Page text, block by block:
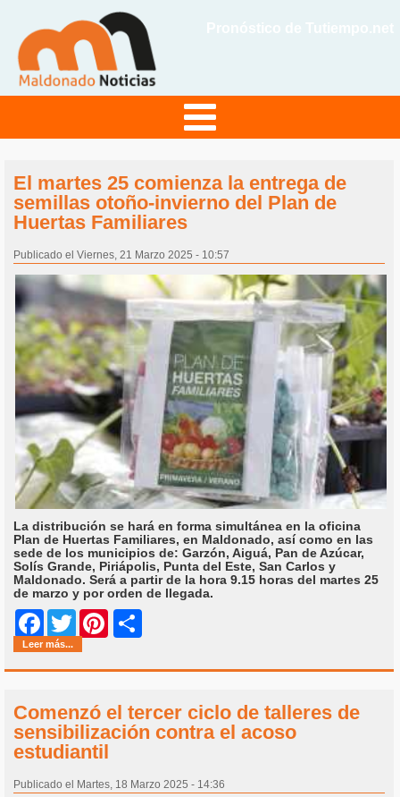
El martes 25 comienza la entrega de
semillas otoño-invierno del Plan de
Huertas Familiares
Publicado el Viernes, 21 Marzo 2025 - 10:57
La distribución se hará en forma simultánea en la oficina
Plan de Huertas Familiares, en Maldonado, así como en las
sede de los municipios de: Garzón, Aiguá, Pan de Azúcar,
Solís Grande, Piriápolis, Punta del Este, San Carlos y
Maldonado. Será a partir de la hora 9.15 horas del martes 25
de marzo y por orden de llegada.
Facebook
Twitter Pinterest
Leer más...
Comenzó el tercer ciclo de talleres de
sensibilización contra el acoso
estudiantil
Publicado el Martes, 18 Marzo 2025 - 14:36